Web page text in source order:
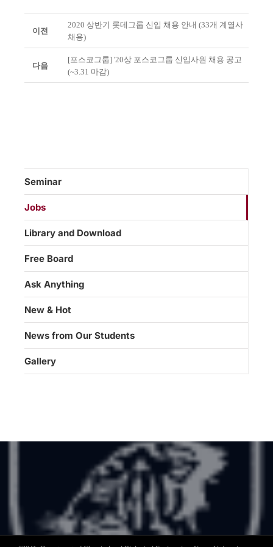
이전
2020 상반기 롯데그룹 신입 채용 안내 (33개 계열사
채용)
다음
[포스코그룹] '20상 포스코그룹 신입사원 채용 공고
(~3.31 마감)
Seminar
Jobs
Library and Download
Free Board
Ask Anything
New & Hot
News from Our Students
Gallery